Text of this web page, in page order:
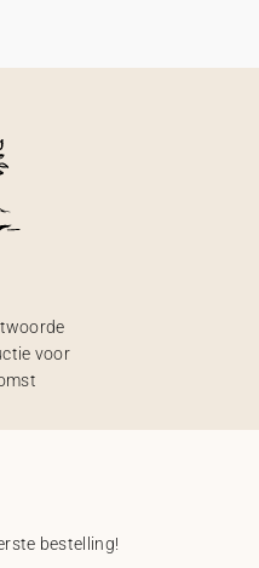
voor
bestelling!